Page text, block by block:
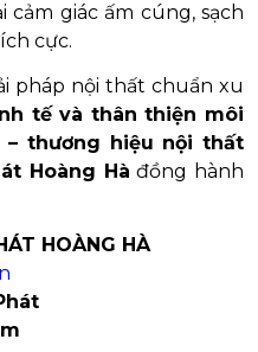
giác ấm cúng, sạch
cực.
pháp nội thất chuẩn xu
tế và thân thiện môi
– thương hiệu nội thất
Hoàng Hà đồng hành
HOÀNG HÀ